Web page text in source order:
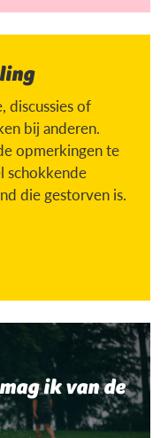
discussies of
bij anderen.
opmerkingen te
schokkende
die gestorven is.
ik van de